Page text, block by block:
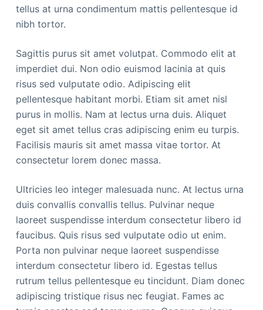
tellus at urna condimentum mattis pellentesque id
nibh tortor.
Sagittis purus sit amet volutpat. Commodo elit at
imperdiet dui. Non odio euismod lacinia at quis
risus sed vulputate odio. Adipiscing elit
pellentesque habitant morbi. Etiam sit amet nisl
purus in mollis. Nam at lectus urna duis. Aliquet
eget sit amet tellus cras adipiscing enim eu turpis.
Facilisis mauris sit amet massa vitae tortor. At
consectetur lorem donec massa.
Ultricies leo integer malesuada nunc. At lectus urna
duis convallis convallis tellus. Pulvinar neque
laoreet suspendisse interdum consectetur libero id
faucibus. Quis risus sed vulputate odio ut enim.
Porta non pulvinar neque laoreet suspendisse
interdum consectetur libero id. Egestas tellus
rutrum tellus pellentesque eu tincidunt. Diam donec
adipiscing tristique risus nec feugiat. Fames ac